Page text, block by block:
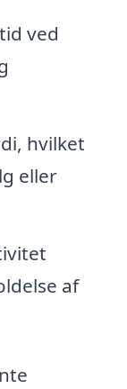
ved
hvilket
eller
af